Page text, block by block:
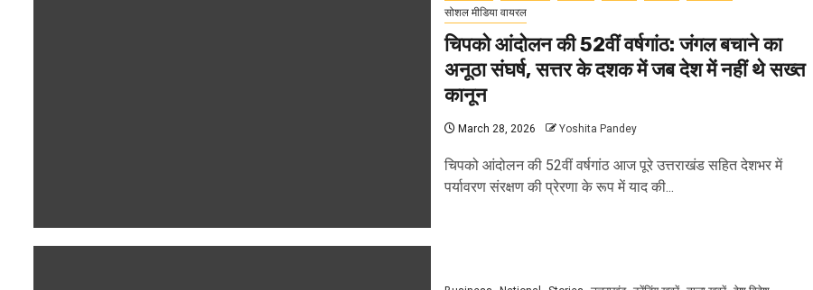
सोशल मीडिया वायरल
चिपको आंदोलन की 52वीं वर्षगांठ: जंगल बचाने का
अनूठा संघर्ष, सत्तर के दशक में जब देश में नहीं थे सख्त
कानून
March 28, 2026 Yoshita Pandey
चिपको आंदोलन की 52वीं वर्षगांठ आज पूरे उत्तराखंड सहित देशभर में
पर्यावरण संरक्षण की प्रेरणा के रूप में याद की...